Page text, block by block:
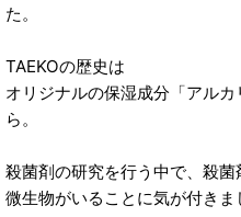
た。
TAEKOの歴史は
オリジナルの保湿成分「アル
ら。
殺菌剤の研究を行う中で、殺菌
微生物がいることに気が付きま